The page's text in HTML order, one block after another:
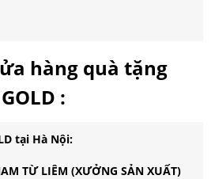
hàng quà tặng
:
tại Hà Nội:
TỪ LIÊM (XƯỞNG SẢN XUẤT)